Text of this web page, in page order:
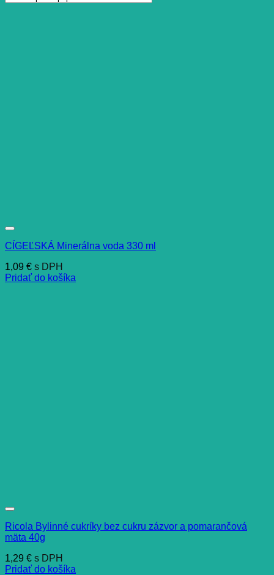
CÍGEĽSKÁ Minerálna voda 330 ml
1,09 € s DPH
Pridať do košíka
Ricola Bylinné cukríky bez cukru zázvor a pomarančová
mäta 40g
1,29 € s DPH
Pridať do košíka